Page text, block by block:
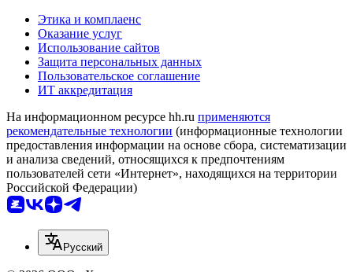
Этика и комплаенс
Оказание услуг
Использование сайтов
Защита персональных данных
Пользовательское соглашение
ИТ аккредитация
На информационном ресурсе hh.ru применяются
рекомендательные технологии (информационные технологии
предоставления информации на основе сбора, систематизации
и анализа сведений, относящихся к предпочтениям
пользователей сети «Интернет», находящихся на территории
Российской Федерации)
Русский